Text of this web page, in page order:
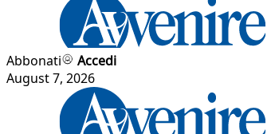
Abbonati
Accedi
August 7, 2026